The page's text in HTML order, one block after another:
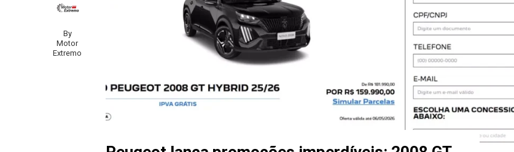
By
Motor
Extremo